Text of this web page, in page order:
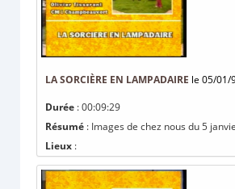
LA SORCIÈRE EN LAMPADAIRE le 05/01/
Durée : 00:09:29
Résumé : Images de chez nous du 5
Lieux :